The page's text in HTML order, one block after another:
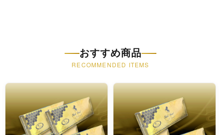
おすすめ商品
RECOMMENDED ITEMS